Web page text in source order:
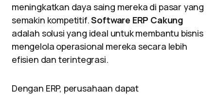
meningkatkan daya saing mereka di pasar yang
semakin kompetitif.Software ERP Cakung
adalah solusi yang ideal untuk membantu bisnis
mengelola operasional mereka secara lebih
efisien dan terintegrasi.
Dengan ERP, perusahaan dapat